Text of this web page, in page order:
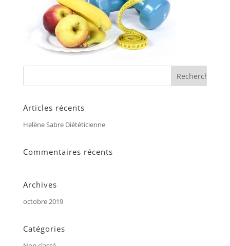
Articles récents
Helène Sabre Diététicienne
Commentaires récents
Archives
octobre 2019
Catégories